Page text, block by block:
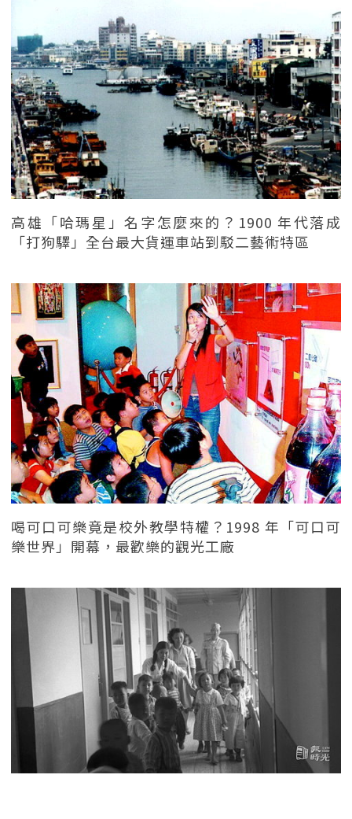
高雄「哈瑪星」名字怎麼來的？1900 年代落成
「打狗驛」全台最大貨運車站到駁二藝術特區
喝可口可樂竟是校外教學特權？1998 年「可口可
樂世界」開幕，最歡樂的觀光工廠